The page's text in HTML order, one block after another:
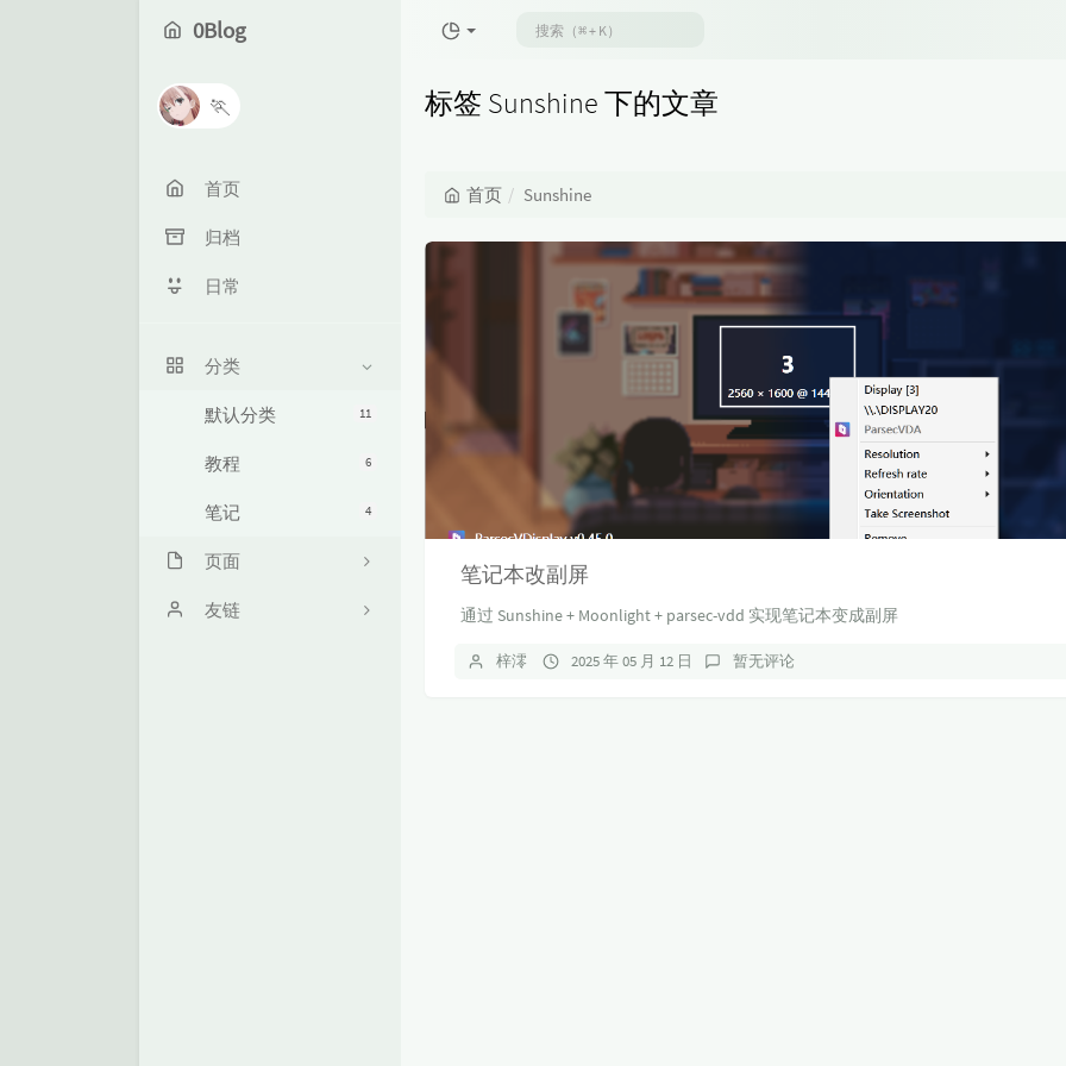
0Blog
🏃
首页
归档
日常
分类
11
默认分类
6
教程
4
笔记
页面
关于我
友链
标签 Sunshine 下的文章
首页 Sunshine
笔记本改副屏
通过 Sunshine + Moonlight + parsec-vdd 实现笔记本变成副屏
梓澪 2025 年 05 月 12 日 暂无评论